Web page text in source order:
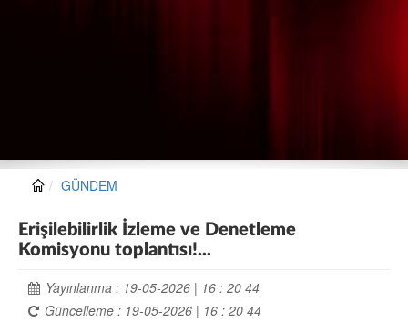
GÜNDEM
Erişilebilirlik İzleme ve Denetleme
Komisyonu toplantısı!...
Yayınlanma : 19-05-2026 | 16 : 20 44
Güncelleme : 19-05-2026 | 16 : 20 44